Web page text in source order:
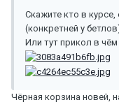
Скажите кто в курсе,
(конкретней у
Или тут прикол в
Чёрная корзина новей,